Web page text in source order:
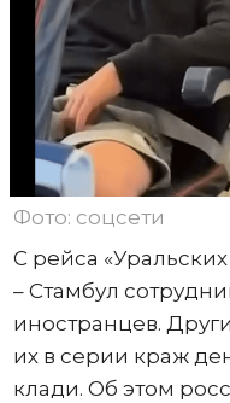
Фото: соцсети
С рейса
– Стамбул
иностранцев.
их в серии краж
клади. Об этом